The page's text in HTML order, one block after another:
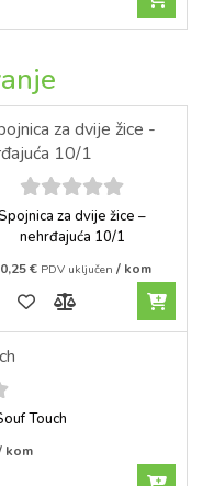
5out of
5
Spojnica za dvije žice –
nehrđajuća 10/1
€ PDV uključen / kom
Touch
kom